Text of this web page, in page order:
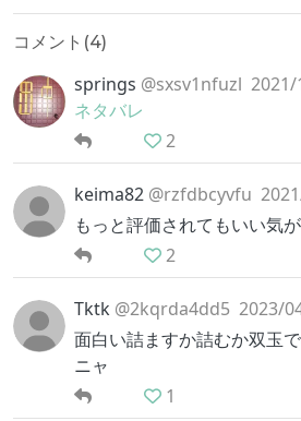
コメント(4)
springs @sxsv1nfuzl 2021/
ネタバレ
2
keima82 @rzfdbcyvfu
もっと評価されてもいい気が
2
Tktk @2kqrda4dd5 2023/
面白い詰ますか詰むか双玉
ニャ
1